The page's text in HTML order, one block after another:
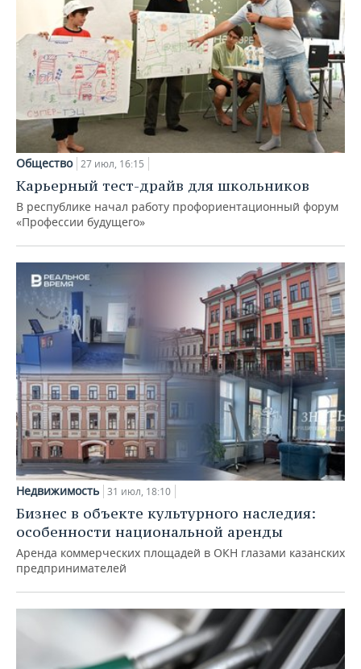
Общество 27 июл, 16:15
Карьерный тест-драйв для школьников
В республике начал работу профориентационный форум
«Профессии будущего»
Недвижимость 31 июл, 18:10
Бизнес в объекте культурного наследия:
особенности национальной аренды
Аренда коммерческих площадей в ОКН глазами казанских
предпринимателей